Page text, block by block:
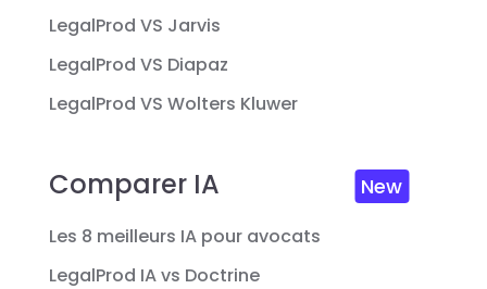
LegalProd VS Jarvis
LegalProd VS Diapaz
LegalProd VS Wolters Kluwer
Comparer IA New
Les 8 meilleurs IA pour avocats
LegalProd IA vs Doctrine